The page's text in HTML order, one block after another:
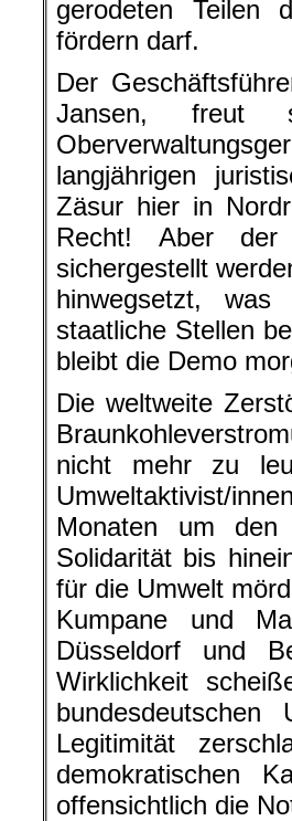
gerodeten Teilen
fördern darf.
Der
Jansen, freut
langjährigen
Zäsur hier in
Recht! Aber
sichergestellt
hinwegsetzt,
staatliche Stellen
bleibt die Demo
Die weltweite
nicht mehr zu
Umweltaktivist/
Monaten um
Solidarität bis
für die Umwelt
Kumpane und
Düsseldorf und
Wirklichkeit
Legitimität
demokratischen
offensichtlich die